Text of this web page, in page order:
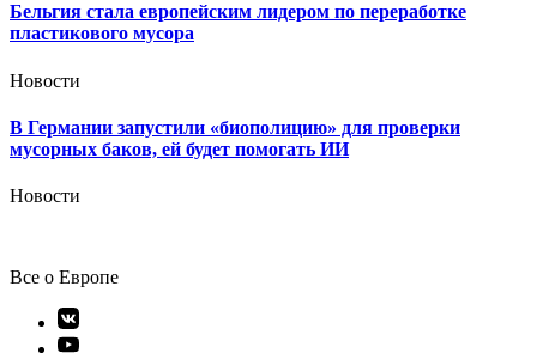
Бельгия стала европейским лидером по переработке
пластикового мусора
Новости
В Германии запустили «биополицию» для проверки
мусорных баков, ей будет помогать ИИ
Новости
Все о Европе
Элемент
меню
Элемент